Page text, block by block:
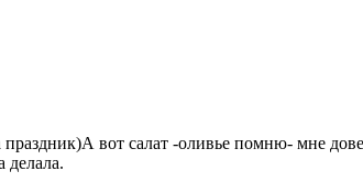
вот салат -оливье помню- мне
делала.